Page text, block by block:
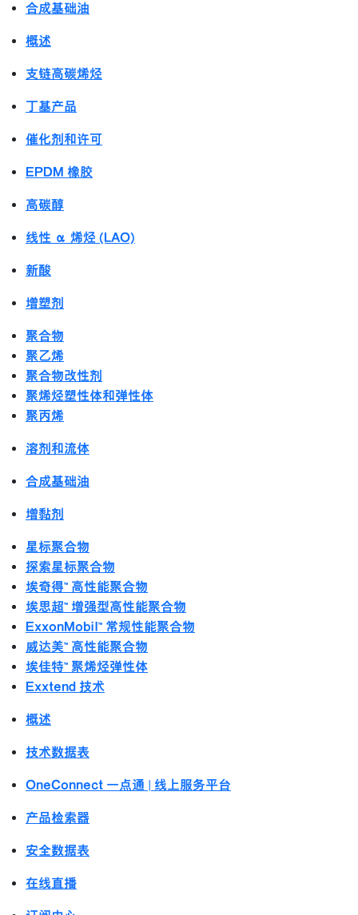
合成基础油
概述
支链高碳烯烃
丁基产品
催化剂和许可
EPDM 橡胶
高碳醇
线性 α 烯烃 (LAO)
新酸
增塑剂
聚合物
聚乙烯
聚合物改性剂
聚烯烃塑性体和弹性体
聚丙烯
溶剂和流体
合成基础油
增黏剂
星标聚合物
探索星标聚合物
埃奇得™ 高性能聚合物
埃思超™ 增强型高性能聚合物
ExxonMobil™ 常规性能聚合物
威达美™ 高性能聚合物
埃佳特™ 聚烯烃弹性体
Exxtend 技术
概述
技术数据表
OneConnect 一点通 | 线上服务平台
产品检索器
安全数据表
在线直播